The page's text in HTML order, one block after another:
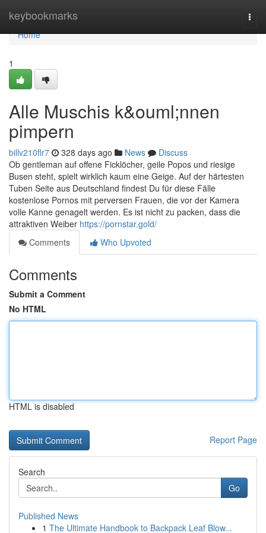
keybookmarks
Home
Home
1
Alle Muschis k&ouml;nnen
pimpern
billv210flr7 328 days ago News
Discuss
Ob gentleman auf offene Ficklöcher, geile Popos und riesige
Busen steht, spielt wirklich kaum eine Geige. Auf der härtesten
Tuben Seite aus Deutschland findest Du für diese Fälle
kostenlose Pornos mit perversen Frauen, die vor der Kamera
volle Kanne genagelt werden. Es ist nicht zu packen, dass die
attraktiven Weiber https://pornstar.gold/
Comments
Who Upvoted
Comments
Submit a Comment
No HTML
HTML is disabled
Report Page
Search
Go
Published News
1 The Ultimate Handbook to Backpack Leaf Blow...